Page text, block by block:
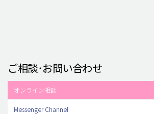
ご相談･お問い合わせ
オンライン相談
Messenger Channel